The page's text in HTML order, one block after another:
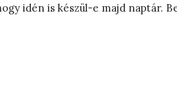
idén is készül-e majd naptár.